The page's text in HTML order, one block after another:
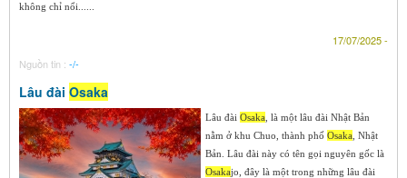
không chỉ nổi......
17/07/2025 -
Nguồn tin : -/-
Lâu đài Osaka
Lâu đài Osaka , là một lâu đài Nhật Bản
nằm ở khu Chuo, thành phố Osaka , Nhật
Bản. Lâu đài này có tên gọi nguyên gốc là
Osakajo, đây là một trong những lâu đài